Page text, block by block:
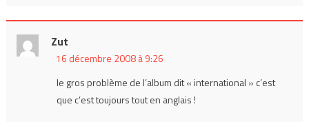
Zut
16 décembre 2008 à 9:26
le gros problème de l’album dit « international » c’est
que c’est toujours tout en anglais !